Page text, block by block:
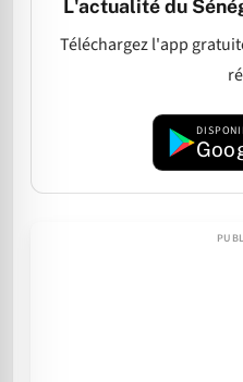
L'actualité du
Téléchargez l'app